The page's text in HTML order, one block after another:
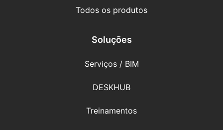
Todos os produtos
Soluções
Serviços / BIM
DESKHUB
Treinamentos